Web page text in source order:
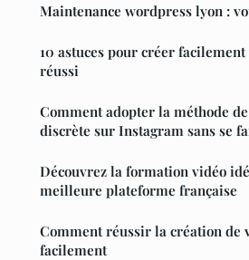
Maintenance wordpress lyon :
10 astuces pour créer
réussi
Comment adopter la méthode
discrète sur Instagram sans se
Découvrez la formation vidéo
meilleure plateforme française
Comment réussir la création de
facilement